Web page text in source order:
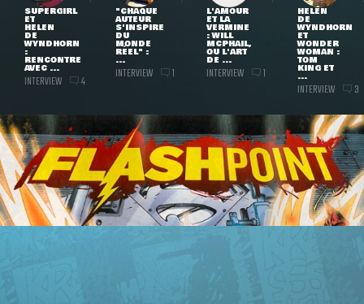
SUPERGIRL
ET
HELEN
DE
WYNDHORN
:
RENCONTRE
AVEC ...
INTERVIEW 4
"CHAQUE
AUTEUR
S'INSPIRE
DU
MONDE
RÉEL" :
...
INTERVIEW 1
L'AMOUR
ET LA
VERMINE
: WILL
MCPHAIL,
OU L'ART
DE ...
INTERVIEW 1
HELEN
DE
WYNDHORN
ET
WONDER
WOMAN :
TOM
KING ET
...
INTERVIEW 3